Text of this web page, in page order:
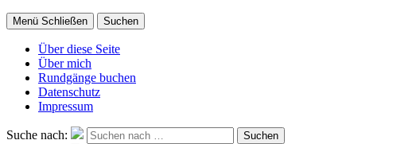
Menü Schließen Suchen
Über diese Seite
Über mich
Rundgänge buchen
Datenschutz
Impressum
Suche nach: Suchen